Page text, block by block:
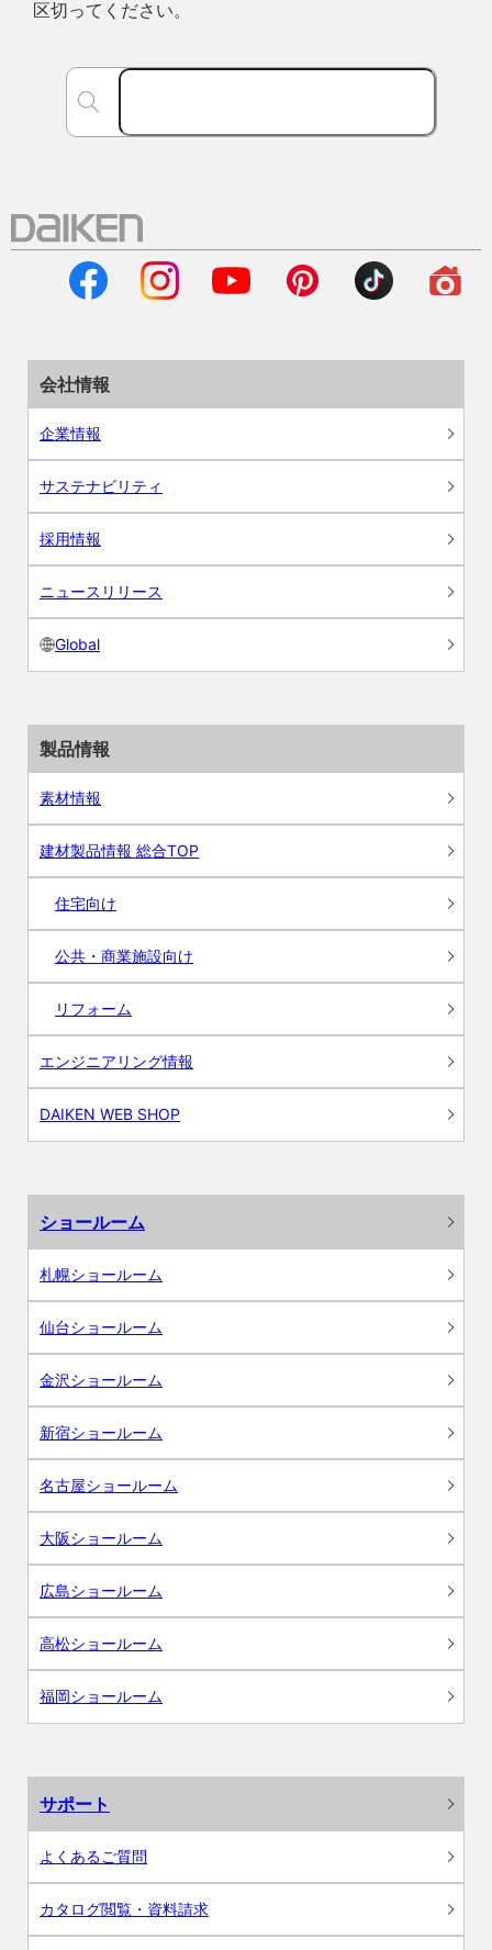
区切ってください。
会社情報
企業情報
サステナビリティ
採用情報
ニュースリリース
Global
製品情報
素材情報
建材製品情報 総合TOP
住宅向け
公共・商業施設向け
リフォーム
エンジニアリング情報
DAIKEN WEB SHOP
ショールーム
札幌ショールーム
仙台ショールーム
金沢ショールーム
新宿ショールーム
名古屋ショールーム
大阪ショールーム
広島ショールーム
高松ショールーム
福岡ショールーム
サポート
よくあるご質問
カタログ閲覧・資料請求